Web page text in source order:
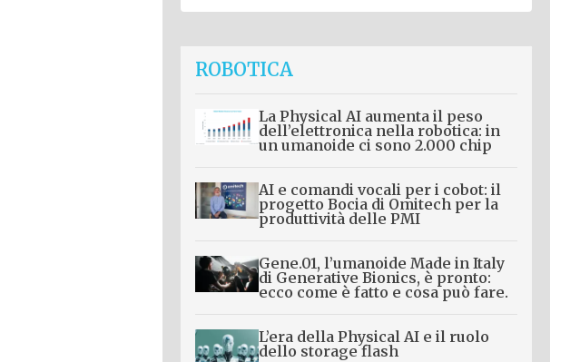
ROBOTICA
La Physical AI aumenta il peso
dell’elettronica nella robotica: in
un umanoide ci sono 2.000 chip
AI e comandi vocali per i cobot: il
progetto Bocia di Omitech per la
produttività delle PMI
Gene.01, l’umanoide Made in Italy
di Generative Bionics, è pronto:
ecco come è fatto e cosa può fare.
L’era della Physical AI e il ruolo
dello storage flash